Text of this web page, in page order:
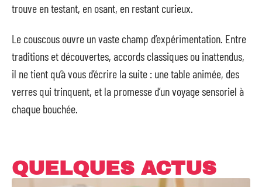
trouve en testant, en osant, en restant curieux.
Le couscous ouvre un vaste champ d’expérimentation. Entre
traditions et découvertes, accords classiques ou inattendus,
il ne tient qu’à vous d’écrire la suite : une table animée, des
verres qui trinquent, et la promesse d’un voyage sensoriel à
chaque bouchée.
QUELQUES ACTUS